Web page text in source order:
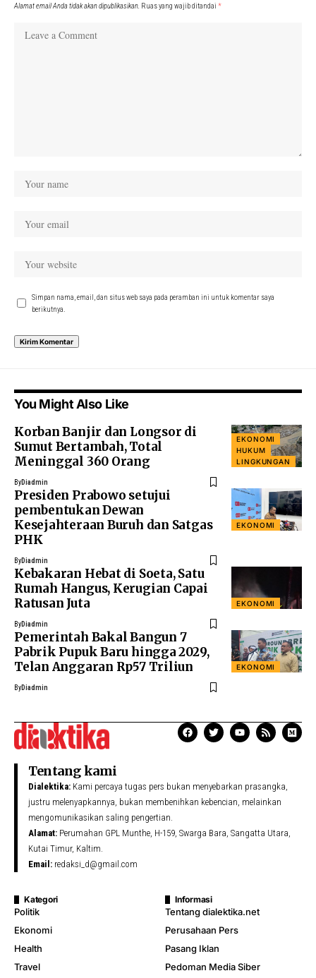
Alamat email Anda tidak akan dipublikasikan. Ruas yang wajib ditandai *
Simpan nama, email, dan situs web saya pada peramban ini untuk komentar saya
berikutnya.
You Might Also Like
EKONOMI
HUKUM
LINGKUNGAN
Korban Banjir dan Longsor di
Sumut Bertambah, Total
Meninggal 360 Orang
ByDiadmin
EKONOMI
Presiden Prabowo setujui
pembentukan Dewan
Kesejahteraan Buruh dan Satgas
PHK
ByDiadmin
EKONOMI
Kebakaran Hebat di Soeta, Satu
Rumah Hangus, Kerugian Capai
Ratusan Juta
ByDiadmin
EKONOMI
Pemerintah Bakal Bangun 7
Pabrik Pupuk Baru hingga 2029,
Telan Anggaran Rp57 Triliun
ByDiadmin
Tentang kami
Dialektika: Kami percaya tugas pers bukan menyebarkan prasangka,
justru melenyapkannya, bukan membenihkan kebencian, melainkan
mengomunikasikan saling pengertian.
Alamat: Perumahan GPL Munthe, H-159, Swarga Bara, Sangatta Utara,
Kutai Timur, Kaltim.
Email: redaksi_d@gmail.com
Kategori
Politik
Ekonomi
Health
Travel
Informasi
Tentang dialektika.net
Perusahaan Pers
Pasang Iklan
Pedoman Media Siber